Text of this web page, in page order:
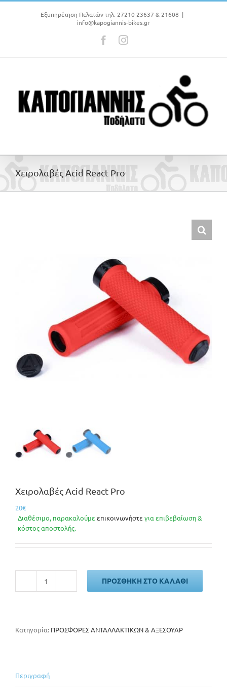
Μετάβαση
Εξυπηρέτηση Πελατών τηλ. 27210 23637 & 21608 |
info@kapogiannis-bikes.gr
FacebookInstagram
Χειρολαβές Acid React Pro
Χειρολαβές Acid React Pro
20€
Διαθέσιμο, παρακαλούμε επικοινωνήστε για επιβεβαίωση &
κόστος αποστολής.
Χειρολαβές
ποσότητα
ΠΡΟΣΘΉΚΗ ΣΤΟ ΚΑΛΆΘΙ
Κατηγορία: ΠΡΟΣΦΟΡΕΣ ΑΝΤΑΛΛΑΚΤΙΚΩΝ & ΑΞΕΣΟΥΑΡ
Περιγραφή